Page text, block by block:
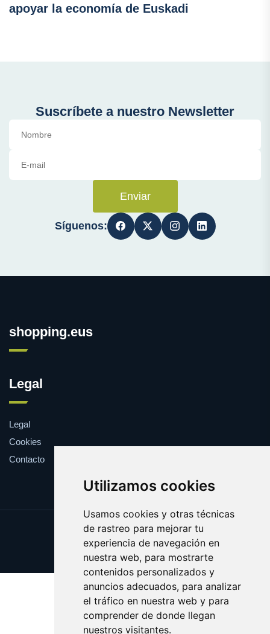
Utilizamos cookies
Usamos cookies y otras técnicas
de rastreo para mejorar tu
experiencia de navegación en
nuestra web, para mostrarte
contenidos personalizados y
anuncios adecuados, para analizar
el tráfico en nuestra web y para
comprender de donde llegan
nuestros visitantes.
apoyar la economía de Euskadi
Suscríbete a nuestro Newsletter
Enviar
Síguenos:
shopping.eus
Legal
Legal
Cookies
Contacto
Update cookies preferences
Copyright © 2025 shopping.eus